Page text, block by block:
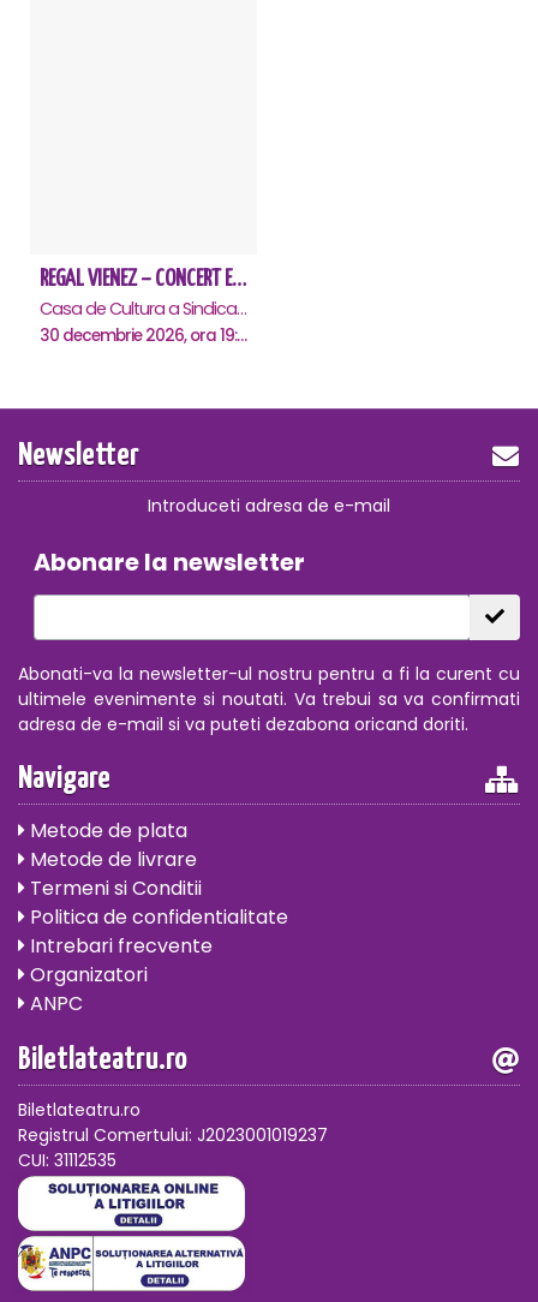
REGAL VIENEZ – CONCERT EXTRAORDINAR DE CRACIUN - Ramnicu Valcea
Casa de Cultura a Sindicatelor , Ramnicu-Valcea
30 decembrie 2026, ora 19:00
Newsletter
Introduceti adresa de e-mail
Abonare la newsletter
Abonati-va la newsletter-ul nostru pentru a fi la curent cu
ultimele evenimente si noutati. Va trebui sa va confirmati
adresa de e-mail si va puteti dezabona oricand doriti.
Navigare
Metode de plata
Metode de livrare
Termeni si Conditii
Politica de confidentialitate
Intrebari frecvente
Organizatori
ANPC
Biletlateatru.ro
Biletlateatru.ro
Registrul Comertului: J2023001019237
CUI: 31112535